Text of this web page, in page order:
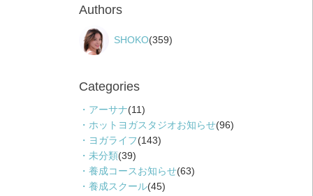
Authors
SHOKO(359)
Categories
アーサナ(11)
ホットヨガスタジオお知らせ(96)
ヨガライフ(143)
未分類(39)
養成コースお知らせ(63)
養成スクール(45)